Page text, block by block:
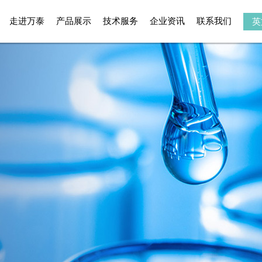
走进万泰 产品展示 技术服务 企业资讯 联系我们